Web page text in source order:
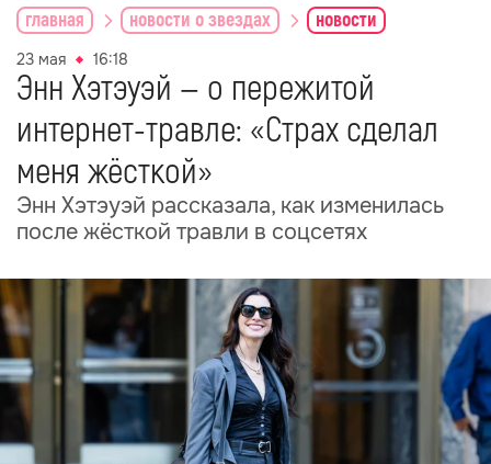
главная новости о звездах новости
23 мая 16:18
Энн Хэтэуэй — о пережитой
интернет-травле: «Страх сделал
меня жёсткой»
Энн Хэтэуэй рассказала, как изменилась
после жёсткой травли в соцсетях